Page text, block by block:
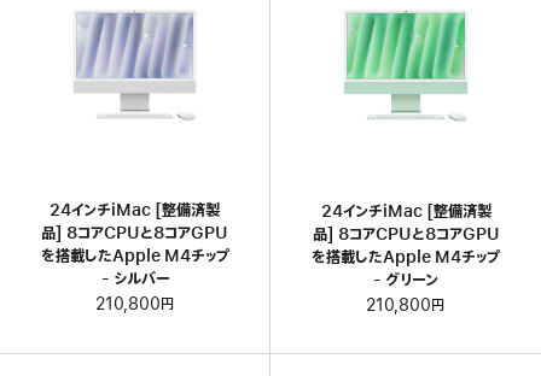
24インチiMac [整備済製
品] 8コアCPUと8コアGPU
を搭載したApple M4チップ
- シルバー
210,800円
24インチiMac [整備済製
品] 8コアCPUと8コアGPU
を搭載したApple M4チップ
- グリーン
210,800円